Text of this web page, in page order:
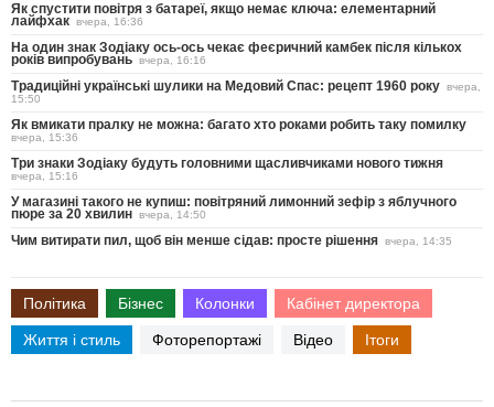
Як спустити повітря з батареї, якщо немає ключа: елементарний
лайфхак вчера, 16:36
На один знак Зодіаку ось-ось чекає феєричний камбек після кількох
років випробувань вчера, 16:16
Традиційні українські шулики на Медовий Спас: рецепт 1960 року вчера,
15:50
Як вмикати пралку не можна: багато хто роками робить таку помилку
вчера, 15:36
Три знаки Зодіаку будуть головними щасливчиками нового тижня
вчера, 15:16
У магазині такого не купиш: повітряний лимонний зефір з яблучного
пюре за 20 хвилин вчера, 14:50
Чим витирати пил, щоб він менше сідав: просте рішення вчера, 14:35
Політика Бізнес Колонки Кабінет директора
Життя і стиль Фоторепортажі Відео Ітоги